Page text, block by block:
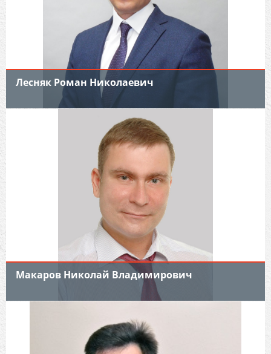
Лесняк Роман Николаевич
Макаров Николай Владимирович